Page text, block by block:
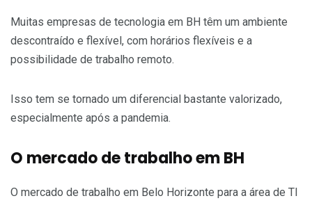
Muitas empresas de tecnologia em BH têm um ambiente
descontraído e flexível, com horários flexíveis e a
possibilidade de trabalho remoto.
Isso tem se tornado um diferencial bastante valorizado,
especialmente após a pandemia.
O mercado de trabalho em BH
O mercado de trabalho em Belo Horizonte para a área de TI